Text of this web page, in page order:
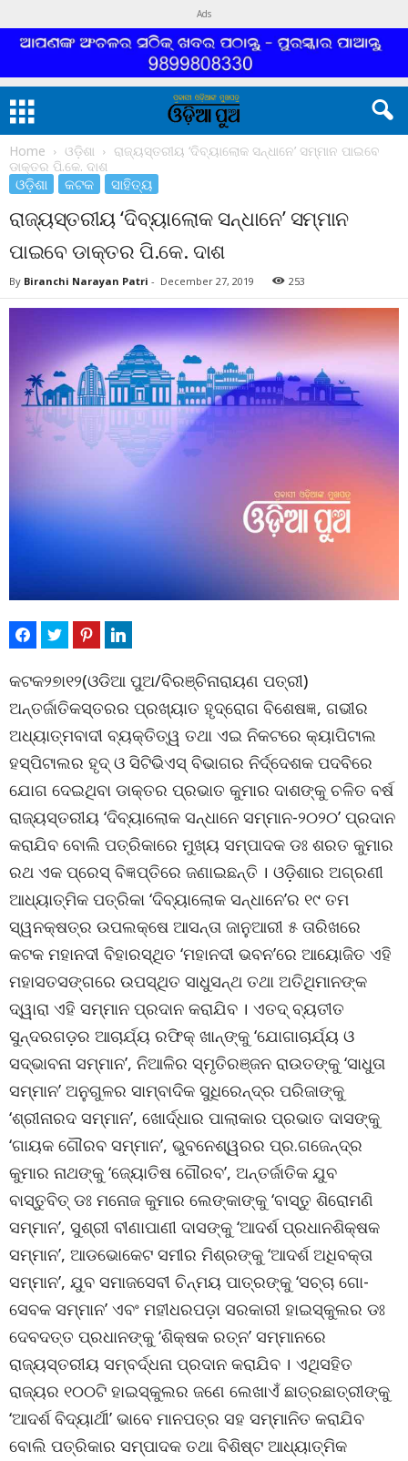
Ads
Home ଓଡ଼ିଶା
ରାଜ୍ୟସ୍ତରୀୟ ‘ଦିବ୍ୟାଲୋକ ସନ୍ଧାନେ’ ସମ୍ମାନ ପାଇବେ
ଡାକ୍ତର ପି.କେ. ଦାଶ
ଓଡ଼ିଶା କଟକ ସାହିତ୍ୟ
ରାଜ୍ୟସ୍ତରୀୟ ‘ଦିବ୍ୟାଲୋକ ସନ୍ଧାନେ’ ସମ୍ମାନ
ପାଇବେ ଡାକ୍ତର ପି.କେ. ଦାଶ
By Biranchi Narayan Patri - December 27, 2019 253
କଟକ୨୭ା୧୨(ଓଡିଆ ପୁଅ/ବିରଞ୍ଚିନାରାୟଣ ପତ୍ରୀ)
ଅନ୍ତର୍ଜାତିକସ୍ତରର ପ୍ରଖ୍ୟାତ ହୃଦ୍‌ରୋଗ ବିଶେଷଜ୍ଞ, ଗଭୀର
ଅଧ୍ୟାତ୍ମବାଦୀ ବ୍ୟକ୍ତିତ୍ୱ ତଥା ଏଇ ନିକଟରେ କ୍ୟାପିଟାଲ
ହସ୍ପିଟାଲର ହୃଦ୍ ଓ ସିଟିଭିଏସ୍ ବିଭାଗର ନିର୍ଦ୍ଦେଶକ ପଦବିରେ
ଯୋଗ ଦେଇଥିବା ଡାକ୍ତର ପ୍ରଭାତ କୁମାର ଦାଶଙ୍କୁ ଚଳିତ ବର୍ଷ
ରାଜ୍ୟସ୍ତରୀୟ ‘ଦିବ୍ୟାଲୋକ ସନ୍ଧାନେ ସମ୍ମାନ-୨୦୨୦’ ପ୍ରଦାନ
କରାଯିବ ବୋଲି ପତ୍ରିକାରେ ମୁଖ୍ୟ ସମ୍ପାଦକ ଡଃ ଶରତ କୁମାର
ରଥ ଏକ ପ୍ରେସ୍ ବିଜ୍ଞପ୍ତିରେ ଜଣାଇଛନ୍ତି । ଓଡ଼ିଶାର ଅଗ୍ରଣୀ
ଆଧ୍ୟାତ୍ମିକ ପତ୍ରିକା ‘ଦିବ୍ୟାଲୋକ ସନ୍ଧାନେ’ର ୧୯ ତମ
ସ୍ୱନକ୍ଷତ୍ର ଉପଲକ୍ଷେ ଆସନ୍ତା ଜାନୁଆରୀ ୫ ତାରିଖରେ
କଟକ ମହାନଦୀ ବିହାରସ୍ଥିତ ‘ମହାନଦୀ ଭବନ’ରେ ଆୟୋଜିତ ଏହି
ମହାସତସଙ୍ଗରେ ଉପସ୍ଥିତ ସାଧୁସନ୍ଥ ତଥା ଅତିଥିମାନଙ୍କ
ଦ୍ୱାରା ଏହି ସମ୍ମାନ ପ୍ରଦାନ କରାଯିବ । ଏତଦ୍ ବ୍ୟତୀତ
ସୁନ୍ଦରଗଡ଼ର ଆଚାର୍ଯ୍ୟ ରଫିକ୍ ଖାନ୍‌ଙ୍କୁ ‘ଯୋଗାଚାର୍ଯ୍ୟ ଓ
ସଦ୍‌ଭାବନା ସମ୍ମାନ’, ନିଆଳିର ସ୍ମୃତିରଞ୍ଜନ ରାଉତଙ୍କୁ ‘ସାଧୁତା
ସମ୍ମାନ’ ଅନୁଗୁଳର ସାମ୍ବାଦିକ ସୁଧିରେନ୍ଦ୍ର ପରିଜାଙ୍କୁ
‘ଶ୍ରୀନାରଦ ସମ୍ମାନ’, ଖୋର୍ଦ୍ଧାର ପାଲାକାର ପ୍ରଭାତ ଦାସଙ୍କୁ
‘ଗାୟକ ଗୌରବ ସମ୍ମାନ’, ଭୁବନେଶ୍ୱରର ପ୍ର.ଗଜେନ୍ଦ୍ର
କୁମାର ନାଥଙ୍କୁ ‘ଜ୍ୟୋତିଷ ଗୌରବ’, ଅନ୍ତର୍ଜାତିକ ଯୁବ
ବାସ୍ତୁବିତ୍ ଡଃ ମନୋଜ କୁମାର ଲେଙ୍କାଙ୍କୁ ‘ବାସ୍ତୁ ଶିରୋମଣି
ସମ୍ମାନ’, ସୁଶ୍ରୀ ବୀଣାପାଣୀ ଦାସଙ୍କୁ ‘ଆଦର୍ଶ ପ୍ରଧାନଶିକ୍ଷକ
ସମ୍ମାନ’, ଆଡଭୋକେଟ ସମୀର ମିଶ୍ରଙ୍କୁ ‘ଆଦର୍ଶ ଅଧିବକ୍ତା
ସମ୍ମାନ’, ଯୁବ ସମାଜସେବୀ ଚିନ୍ମୟ ପାତ୍ରଙ୍କୁ ‘ସଚ୍ଚା ଗୋ-
ସେବକ ସମ୍ମାନ’ ଏବଂ ମହୀଧରପଡ଼ା ସରକାରୀ ହାଇସ୍କୁଲର ଡଃ
ଦେବଦତ୍ତ ପ୍ରଧାନଙ୍କୁ ‘ଶିକ୍ଷକ ରତ୍ନ’ ସମ୍ମାନରେ
ରାଜ୍ୟସ୍ତରୀୟ ସମ୍ବର୍ଦ୍ଧନା ପ୍ରଦାନ କରାଯିବ । ଏଥିସହିତ
ରାଜ୍ୟର ୧୦୦ଟି ହାଇସ୍କୁଲର ଜଣେ ଲେଖାଏଁ ଛାତ୍ରଛାତ୍ରୀଙ୍କୁ
‘ଆଦର୍ଶ ବିଦ୍ୟାର୍ଥୀ’ ଭାବେ ମାନପତ୍ର ସହ ସମ୍ମାନିତ କରାଯିବ
ବୋଲି ପତ୍ରିକାର ସମ୍ପାଦକ ତଥା ବିଶିଷ୍ଟ ଆଧ୍ୟାତ୍ମିକ